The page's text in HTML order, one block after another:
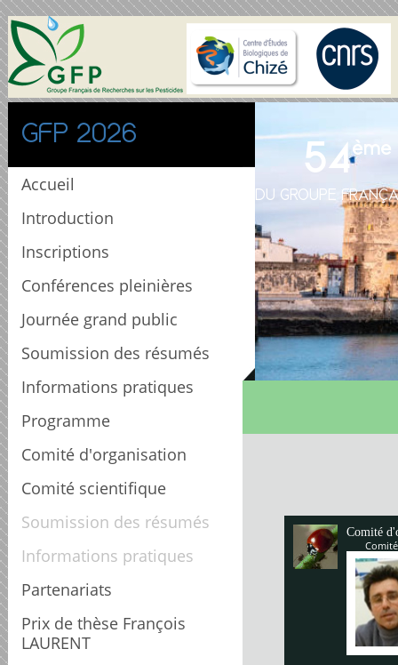
GFP 2026
Accueil
Introduction
Inscriptions
Conférences pleinières
Journée grand public
Soumission des résumés
Informations pratiques
Programme
Comité d'organisation
Comité scientifique
Soumission des résumés
Informations pratiques
Partenariats
Prix de thèse François
LAURENT
54ème
DU GROUPE
Comité